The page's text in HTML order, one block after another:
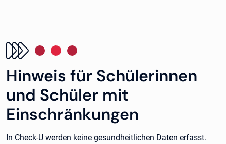
Hinweis für Schülerinnen
und Schüler mit
Einschränkungen
In Check-U werden keine gesundheitlichen Daten erfasst.